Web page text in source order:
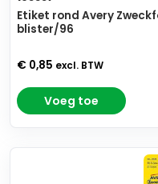
Etiket rond Avery
blister/96
€ 0,85 excl. BTW
Voeg toe